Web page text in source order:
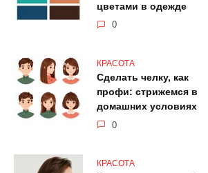
цветами в одежде
0
КРАСОТА
Сделать челку, как
профи: стрижемся в
домашних условиях
0
КРАСОТА